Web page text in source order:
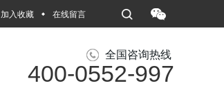
加入收藏 在线留言
全国咨询热线
400-0552-997